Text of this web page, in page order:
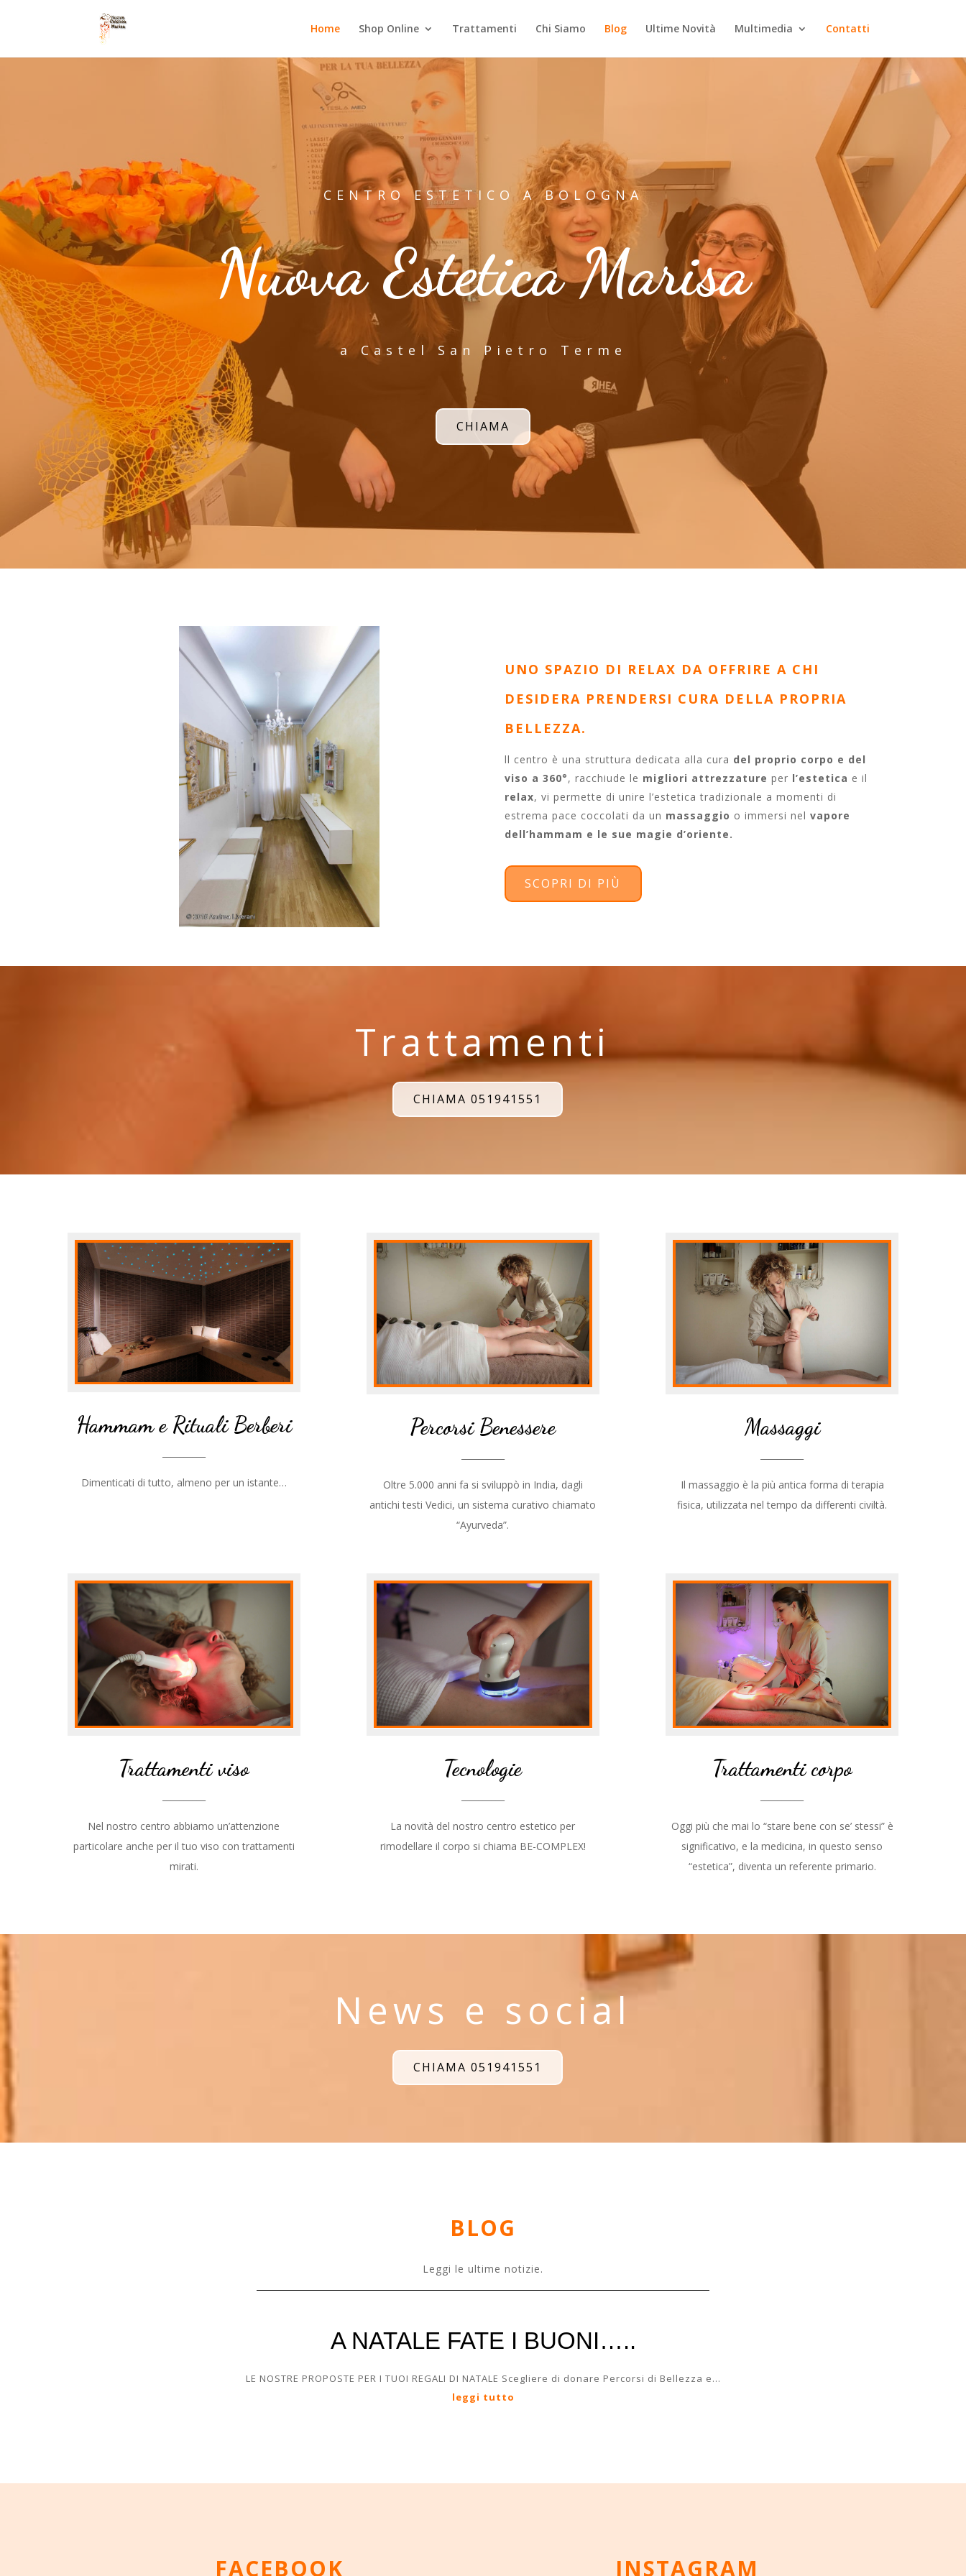
Home Shop Online Trattamenti Chi Siamo Blog Ultime Novità Multimedia Contatti
CENTRO ESTETICO A BOLOGNA
Nuova Estetica Marisa
a Castel San Pietro Terme
CHIAMA
UNO SPAZIO DI RELAX DA OFFRIRE A CHI
DESIDERA PRENDERSI CURA DELLA PROPRIA
BELLEZZA.
ll centro è una struttura dedicata alla cura del proprio corpo e del
viso a 360°, racchiude le migliori attrezzature per l’estetica e il
relax, vi permette di unire l’estetica tradizionale a momenti di
estrema pace coccolati da un massaggio o immersi nel vapore
dell’hammam e le sue magie d’oriente.
SCOPRI DI PIÙ
Trattamenti
CHIAMA 051941551
Hammam e Rituali Berberi
Dimenticati di tutto, almeno per un istante…
Percorsi Benessere
Oltre 5.000 anni fa si sviluppò in India, dagli
antichi testi Vedici, un sistema curativo chiamato
“Ayurveda”.
Massaggi
Il massaggio è la più antica forma di terapia
fisica, utilizzata nel tempo da differenti civiltà.
Trattamenti viso
Nel nostro centro abbiamo un’attenzione
particolare anche per il tuo viso con trattamenti
mirati.
Tecnologie
La novità del nostro centro estetico per
rimodellare il corpo si chiama BE-COMPLEX!
Trattamenti corpo
Oggi più che mai lo “stare bene con se’ stessi” è
significativo, e la medicina, in questo senso
“estetica”, diventa un referente primario.
News e social
CHIAMA 051941551
BLOG
Leggi le ultime notizie.
A NATALE FATE I BUONI…..
LE NOSTRE PROPOSTE PER I TUOI REGALI DI NATALE Scegliere di donare Percorsi di Bellezza e...
leggi tutto
FACEBOOK INSTAGRAM